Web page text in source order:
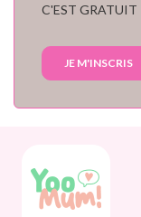
C'EST GRATUIT
JE M'INSCRIS